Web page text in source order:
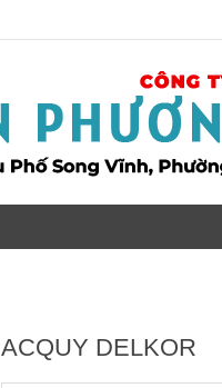
ACQUY DELKOR